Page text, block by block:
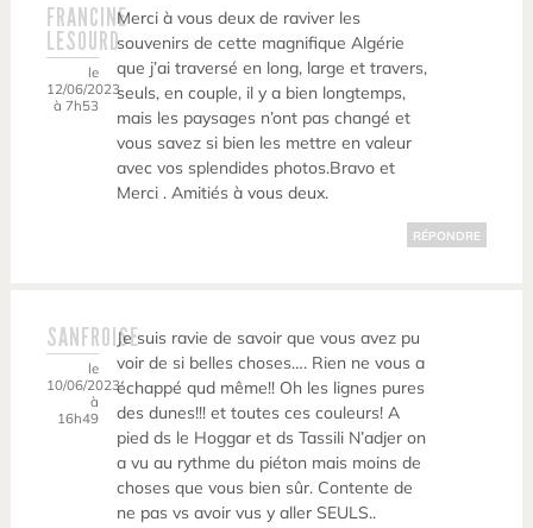
FRANCINE
LESOURD
le
12/06/2023
à 7h53
Merci à vous deux de raviver les
souvenirs de cette magnifique Algérie
que j’ai traversé en long, large et travers,
seuls, en couple, il y a bien longtemps,
mais les paysages n’ont pas changé et
vous savez si bien les mettre en valeur
avec vos splendides photos.Bravo et
Merci . Amitiés à vous deux.
RÉPONDRE
SANFROISE
le
10/06/2023
à
16h49
Je suis ravie de savoir que vous avez pu
voir de si belles choses…. Rien ne vous a
échappé qud même!! Oh les lignes pures
des dunes!!! et toutes ces couleurs! A
pied ds le Hoggar et ds Tassili N’adjer on
a vu au rythme du piéton mais moins de
choses que vous bien sûr. Contente de
ne pas vs avoir vus y aller SEULS..